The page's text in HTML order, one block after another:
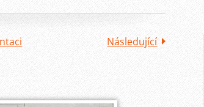
Následující